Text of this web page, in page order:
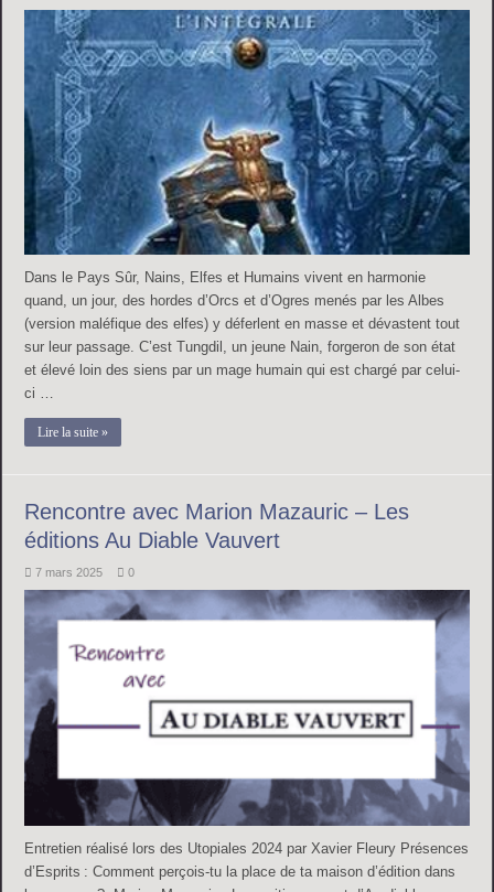
Dans le Pays Sûr, Nains, Elfes et Humains vivent en harmonie
quand, un jour, des hordes d’Orcs et d’Ogres menés par les Albes
(version maléfique des elfes) y déferlent en masse et dévastent tout
sur leur passage. C’est Tungdil, un jeune Nain, forgeron de son état
et élevé loin des siens par un mage humain qui est chargé par celui-
ci …
Lire la suite »
Rencontre avec Marion Mazauric – Les
éditions Au Diable Vauvert
7 mars 2025 0
Entretien réalisé lors des Utopiales 2024 par Xavier Fleury Présences
d’Esprits : Comment perçois-tu la place de ta maison d’édition dans